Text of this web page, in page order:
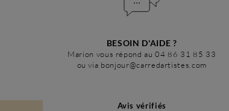
BESOIN D'AIDE ?
Marion vous répond au 04 86 31 85 33
ou via bonjour@carredartistes.com
Avis vérifiés